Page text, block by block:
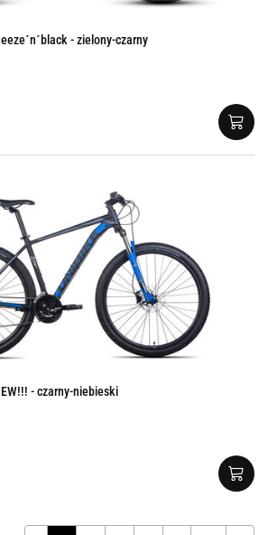
- zielony-czarny
- czarny-niebieski